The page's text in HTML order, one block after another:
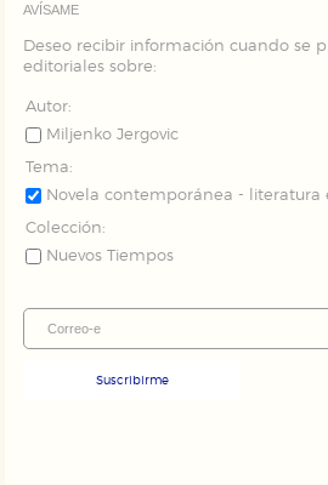
AVÍSAME
Deseo recibir información cuando se
editoriales sobre:
Autor:
Miljenko Jergovic
Tema:
Novela contemporánea - literatura
Colección:
Nuevos Tiempos
Suscribirme